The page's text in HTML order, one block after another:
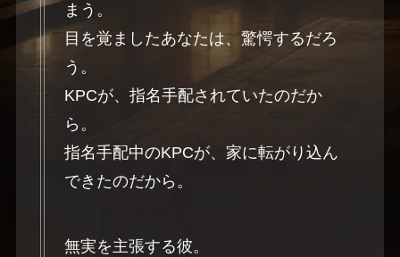
まう。
目を覚ましたあなたは、驚愕するだろ
う。
KPCが、指名手配されていたのだか
ら。
指名手配中のKPCが、家に転がり込ん
できたのだから。
無実を主張する彼。